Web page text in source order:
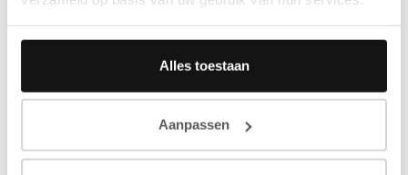
Alles toestaan
Aanpassen